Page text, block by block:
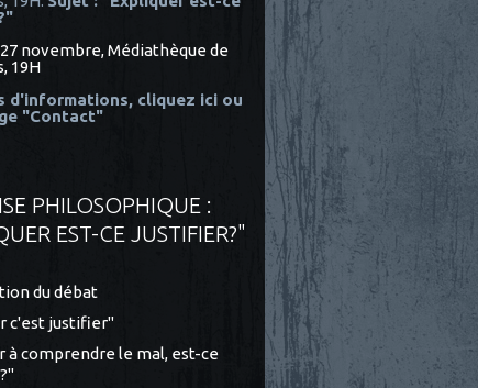
novembre, Médiathèque de
19H
d'informations, cliquez ici ou
"Contact"
PHILOSOPHIQUE :
EST-CE JUSTIFIER?"
du débat
c'est justifier"
à comprendre le mal, est-ce